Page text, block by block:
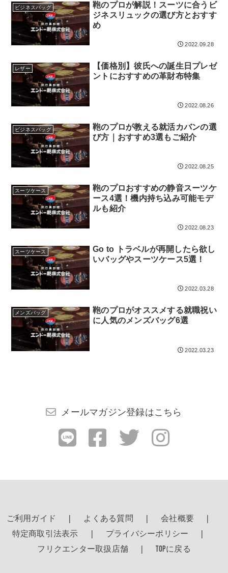
ビジネスバッグ
鞄のプロが解説！スーツに合うビ
ジネスリュックの選び方とおすす
め
2022.09.28
レザー
【価格別】彼氏への誕生日プレゼ
ントにおすすめの革財布特集
2022.08.26
ビジネスバッグ
鞄のプロが教える就活カバンの選
び方｜おすすめ3選もご紹介
2022.08.25
スーツケース
鞄のプロおすすめの静音スーツケ
ース4選！機内持ち込み可能モデ
ルも紹介
2022.08.23
スーツケース
Go to トラベルが再開したら欲し
いバッグやスーツケース5選！
2022.03.28
メンズバッグ
鞄のプロがオススメする就職祝い
に人気のメンズバッグ6選
2022.03.23
メールマガジン登録はこちら
ご利用ガイド よくある質問
会社概要
特定商取引法表示
プライバシーポリシー
フリクエンター取扱店舗
TOPに戻る